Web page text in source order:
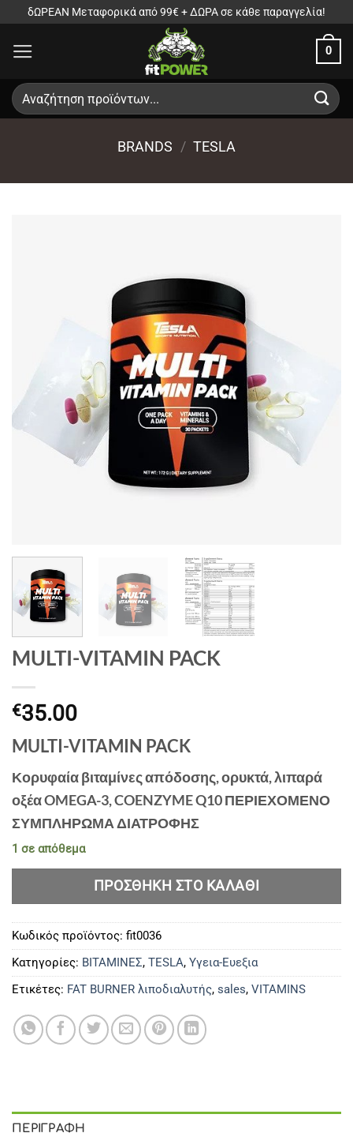
Μετάβαση
περιεχόμενο
δΩΡΕΑΝ Μεταφορικά από 99€ + ΔΩΡΑ σε κάθε παραγγελία!
0
Αναζήτηση
για:
BRANDS / TESLA
MULTI-VITAMIN PACK
€35.00
MULTI-VITAMIN PACK
Κορυφαία βιταμίνες απόδοσης, ορυκτά, λιπαρά
οξέα OMEGA-3, COENZYME Q10 ΠΕΡΙΕΧΟΜΕΝΟ
ΣΥΜΠΛΗΡΩΜΑ ΔΙΑΤΡΟΦΗΣ
1 σε απόθεμα
ΠΡΟΣΘΉΚΗ ΣΤΟ ΚΑΛΆΘΙ
Κωδικός προϊόντος: fit0036
Κατηγορίες: ΒΙΤΑΜΙΝΕΣ, TESLA, Υγεια-Ευεξια
Ετικέτες: FAT BURNER λιποδιαλυτής, sales, VITAMINS
ΠΕΡΙΓΡΑΦΉ